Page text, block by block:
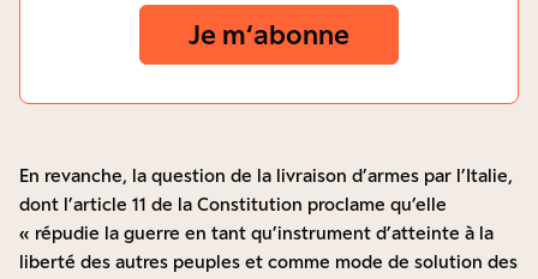
Je m‘abonne
En revanche, la question de la livraison d’armes par l’Italie,
dont l’article 11 de la Constitution proclame qu’elle
« répudie la guerre en tant qu’instrument d’atteinte à la
liberté des autres peuples et comme mode de solution des